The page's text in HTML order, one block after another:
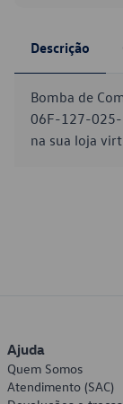
Descrição
Bomba de
06F-127-025-
na sua loja
Ajuda
Quem Somos
Atendimento (SAC)